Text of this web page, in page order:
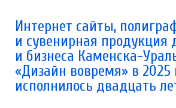
Интернет сайты,
и сувенирная продукция
и бизнеса Каменска-
«Дизайн вовремя» в 2025
исполнилось двадцать